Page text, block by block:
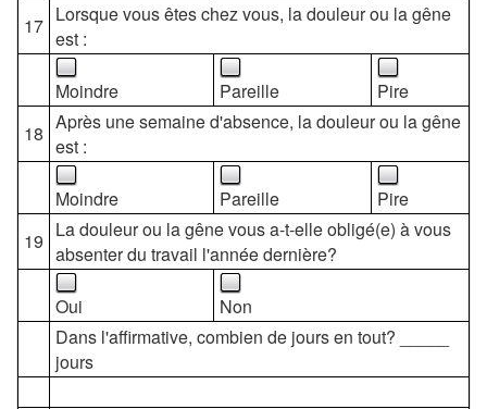
17 Lorsque vous êtes chez vous, la douleur ou la gêne
est :
Moindre Pareille
Pire
18 Après une semaine d'absence, la douleur ou la gêne
est :
Moindre Pareille
Pire
19 La douleur ou la gêne vous a-t-elle obligé(e) à vous
absenter du travail l'année dernière?
Oui
Non
Dans l'affirmative, combien de jours en tout? _____
jours